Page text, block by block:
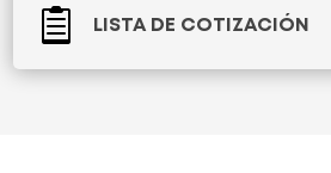
 LISTA DE COTIZACIÓN